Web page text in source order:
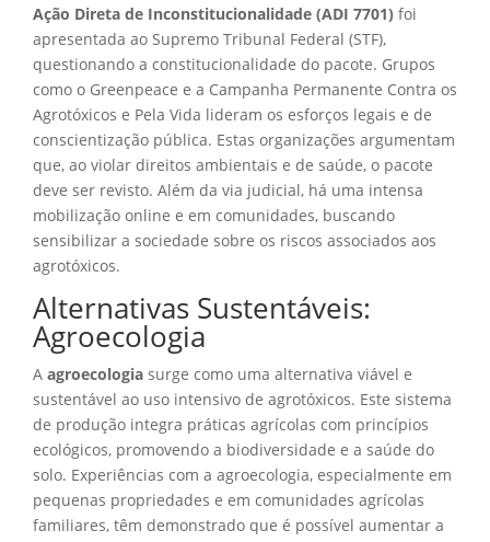
Ação Direta de Inconstitucionalidade (ADI 7701) foi
apresentada ao Supremo Tribunal Federal (STF),
questionando a constitucionalidade do pacote. Grupos
como o Greenpeace e a Campanha Permanente Contra os
Agrotóxicos e Pela Vida lideram os esforços legais e de
conscientização pública. Estas organizações argumentam
que, ao violar direitos ambientais e de saúde, o pacote
deve ser revisto. Além da via judicial, há uma intensa
mobilização online e em comunidades, buscando
sensibilizar a sociedade sobre os riscos associados aos
agrotóxicos.
Alternativas Sustentáveis:
Agroecologia
A agroecologia surge como uma alternativa viável e
sustentável ao uso intensivo de agrotóxicos. Este sistema
de produção integra práticas agrícolas com princípios
ecológicos, promovendo a biodiversidade e a saúde do
solo. Experiências com a agroecologia, especialmente em
pequenas propriedades e em comunidades agrícolas
familiares, têm demonstrado que é possível aumentar a